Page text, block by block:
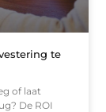
te
of laat
De ROI